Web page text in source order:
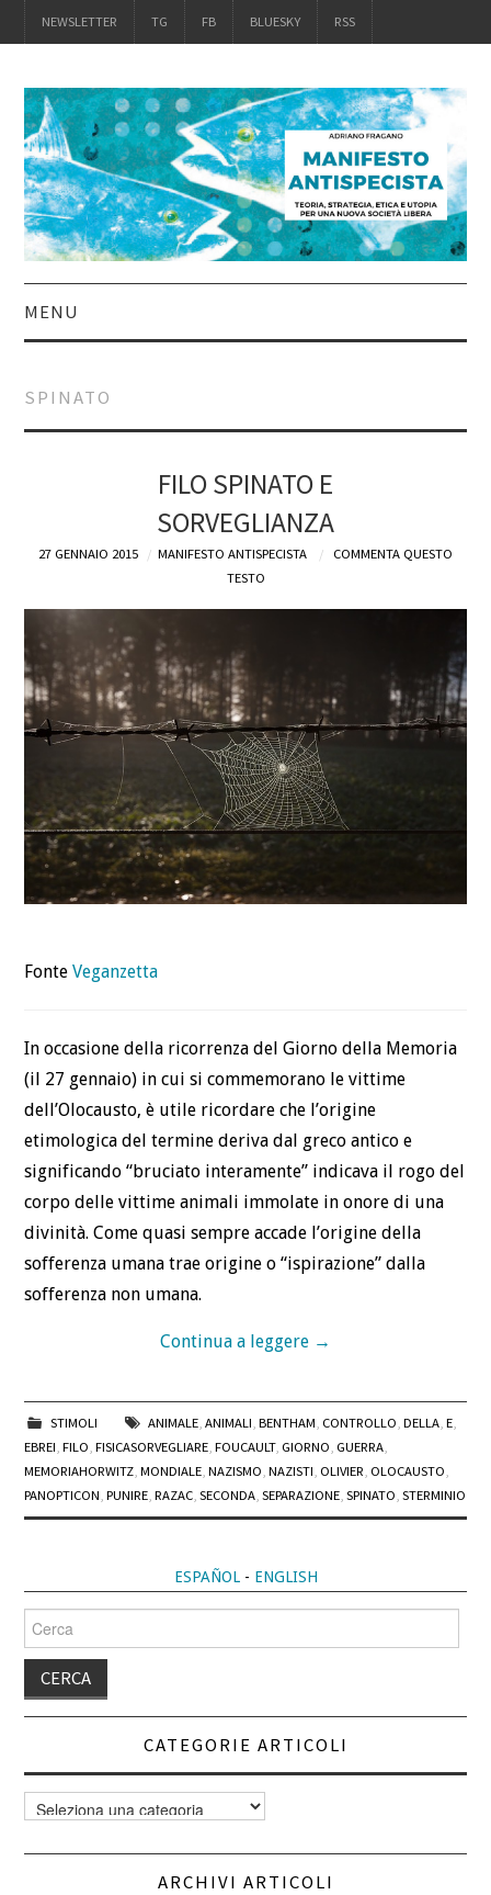
NEWSLETTER TG FB BLUESKY RSS
MENU
DEFINIZIONI
CONTATTI
SPINATO
FILO SPINATO E
SORVEGLIANZA
27 GENNAIO 2015 MANIFESTO ANTISPECISTA
COMMENTA QUESTO
TESTO
FonteVeganzetta
In occasione della ricorrenza del Giorno della Memoria
(il 27 gennaio) in cui si commemorano le vittime
dell’Olocausto, è utile ricordare che l’origine
etimologica del termine deriva dal greco antico e
significando “bruciato interamente” indicava il rogo del
corpo delle vittime animali immolate in onore di una
divinità. Come quasi sempre accade l’origine della
sofferenza umana trae origine o “ispirazione” dalla
sofferenza non umana.
Continua a leggere →
STIMOLI ANIMALE, ANIMALI BENTHAM CONTROLLO DELLA, E,
EBREI ,FILO ,FISICASORVEGLIARE ,FOUCAULT, GIORNO GUERRA
MEMORIAHORWITZ ,MONDIALE ,NAZISMO ,NAZISTI OLIVIER OLOCAUSTO
PANOPTICON ,PUNIRE ,RAZAC ,SECONDA ,SEPARAZIONE ,SPINATO ,STERMINIO
ESPAÑOL- ENGLISH
per:
CATEGORIE ARTICOLI
Categorie
articoli
ARCHIVI ARTICOLI